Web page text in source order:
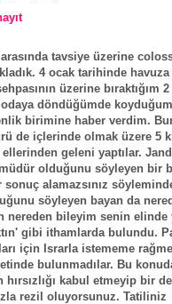
tavsiye üzerine
4 ocak tarihinde
üzerine bıraktığım
döndüğümde
birimine haber verdim.
de içlerinde olmak üzere 5
geleni yaptılar.
olduğunu söyleyen bir
sonuç alamazsınız
söyleyen bayan da
nereden bileyim senin
gibi ithamlarda bulundu.
için Israrla istememe
bulunmadılar. Bu
kabul etmeyip bir
rezil oluyorsunuz. Tatiliniz